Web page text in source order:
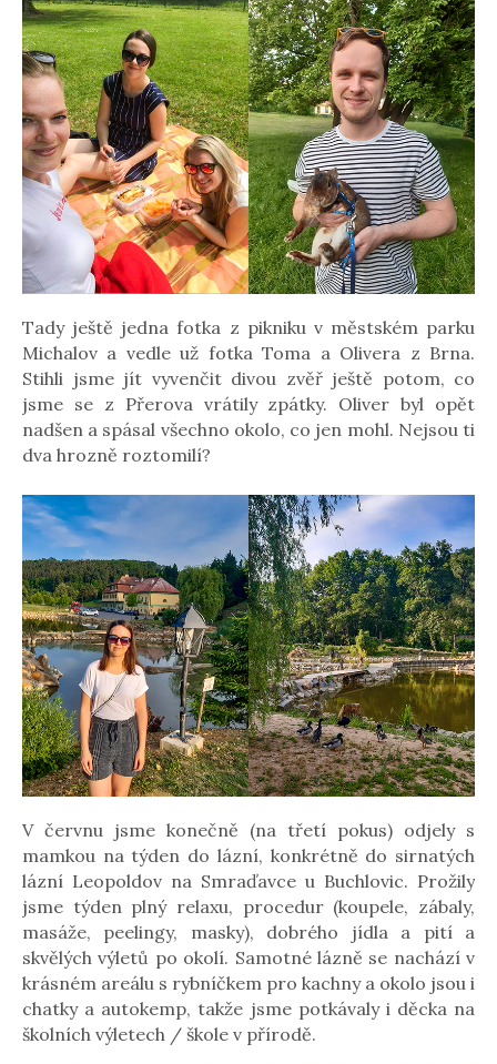
Tady ještě jedna fotka z pikniku v městském parku
Michalov a vedle už fotka Toma a Olivera z Brna.
Stihli jsme jít vyvenčit divou zvěř ještě potom, co
jsme se z Přerova vrátily zpátky. Oliver byl opět
nadšen a spásal všechno okolo, co jen mohl. Nejsou ti
dva hrozně roztomilí?
V červnu jsme konečně (na třetí pokus) odjely s
mamkou na týden do lázní, konkrétně do sirnatých
lázní Leopoldov na Smraďavce u Buchlovic. Prožily
jsme týden plný relaxu, procedur (koupele, zábaly,
masáže, peelingy, masky), dobrého jídla a pití a
skvělých výletů po okolí. Samotné lázně se nachází v
krásném areálu s rybníčkem pro kachny a okolo jsou i
chatky a autokemp, takže jsme potkávaly i děcka na
školních výletech / škole v přírodě.